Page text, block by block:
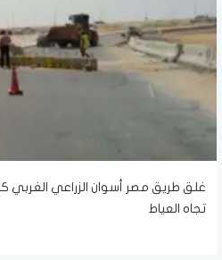
غلق طريق مصر أسوان الزراعي الغربي
تجاه العياط